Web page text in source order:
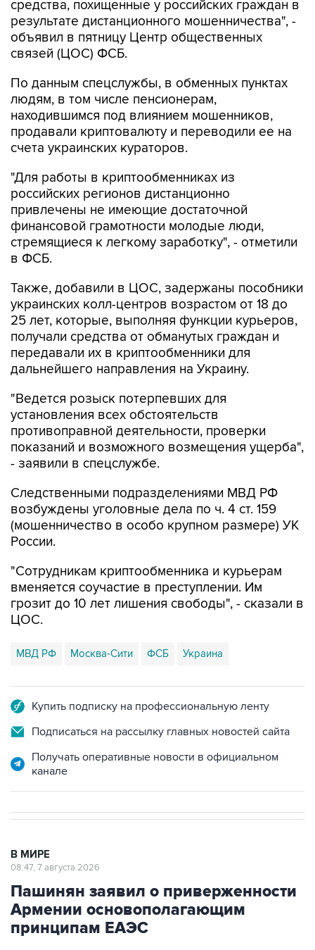
средства, похищенные у российских граждан в
результате дистанционного мошенничества", -
объявил в пятницу Центр общественных
связей (ЦОС) ФСБ.
По данным спецслужбы, в обменных пунктах
людям, в том числе пенсионерам,
находившимся под влиянием мошенников,
продавали криптовалюту и переводили ее на
счета украинских кураторов.
"Для работы в криптообменниках из
российских регионов дистанционно
привлечены не имеющие достаточной
финансовой грамотности молодые люди,
стремящиеся к легкому заработку", - отметили
в ФСБ.
Также, добавили в ЦОС, задержаны пособники
украинских колл-центров возрастом от 18 до
25 лет, которые, выполняя функции курьеров,
получали средства от обманутых граждан и
передавали их в криптообменники для
дальнейшего направления на Украину.
"Ведется розыск потерпевших для
установления всех обстоятельств
противоправной деятельности, проверки
показаний и возможного возмещения ущерба",
- заявили в спецслужбе.
Следственными подразделениями МВД РФ
возбуждены уголовные дела по ч. 4 ст. 159
(мошенничество в особо крупном размере) УК
России.
"Сотрудникам криптообменника и курьерам
вменяется соучастие в преступлении. Им
грозит до 10 лет лишения свободы", - сказали в
ЦОС.
МВД РФ Москва-Сити ФСБ Украина
Купить подписку на профессиональную ленту
Подписаться на рассылку главных новостей сайта
Получать оперативные новости в официальном
канале
В МИРЕ
08:47, 7 августа 2026
Пашинян заявил о приверженности
Армении основополагающим
принципам ЕАЭС